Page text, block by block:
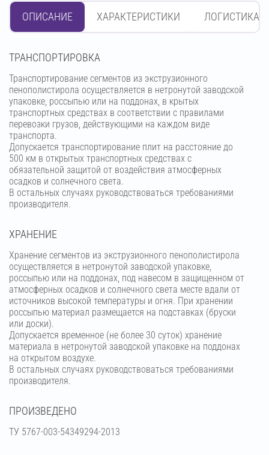
ОПИСАНИЕ ХАРАКТЕРИСТИКИ ЛОГИСТИКА
ТРАНСПОРТИРОВКА
Транспортирование сегментов из экструзионного
пенополистирола осуществляется в нетронутой заводской
упаковке, россыпью или на поддонах, в крытых
транспортных средствах в соответствии с правилами
перевозки грузов, действующими на каждом виде
транспорта.
Допускается транспортирование плит на расстояние до
500 км в открытых транспортных средствах с
обязательной защитой от воздействия атмосферных
осадков и солнечного света.
В остальных случаях руководствоваться требованиями
производителя.
ХРАНЕНИЕ
Хранение сегментов из экструзионного пенополистирола
осуществляется в нетронутой заводской упаковке,
россыпью или на поддонах, под навесом в защищенном от
атмосферных осадков и солнечного света месте вдали от
источников высокой температуры и огня. При хранении
россыпью материал размещается на подставках (бруски
или доски).
Допускается временное (не более 30 суток) хранение
материала в нетронутой заводской упаковке на поддонах
на открытом воздухе.
В остальных случаях руководствоваться требованиями
производителя.
ПРОИЗВЕДЕНО
ТУ 5767-003-54349294-2013